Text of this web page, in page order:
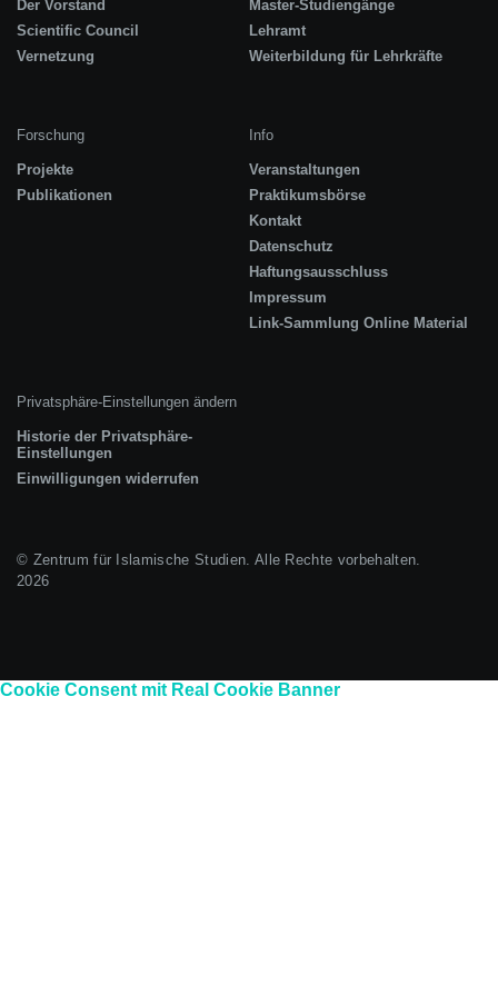
Der Vorstand
Scientific Council
Vernetzung
Master-Studiengänge
Lehramt
Weiterbildung für Lehrkräfte
Forschung
Projekte
Publikationen
Info
Veranstaltungen
Praktikumsbörse
Kontakt
Datenschutz
Haftungsausschluss
Impressum
Link-Sammlung Online Material
Privatsphäre-Einstellungen ändern
Historie der Privatsphäre-
Einstellungen
Einwilligungen widerrufen
© Zentrum für Islamische Studien. Alle Rechte vorbehalten.
2026
Cookie Consent mit Real Cookie Banner